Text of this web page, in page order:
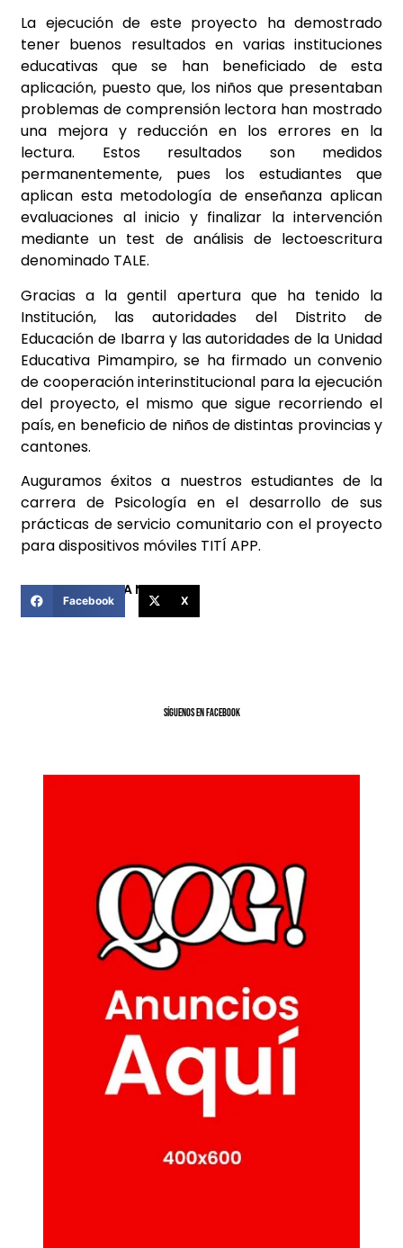
La ejecución de este proyecto ha demostrado
tener buenos resultados en varias instituciones
educativas que se han beneficiado de esta
aplicación, puesto que, los niños que presentaban
problemas de comprensión lectora han mostrado
una mejora y reducción en los errores en la
lectura. Estos resultados son medidos
permanentemente, pues los estudiantes que
aplican esta metodología de enseñanza aplican
evaluaciones al inicio y finalizar la intervención
mediante un test de análisis de lectoescritura
denominado TALE.
Gracias a la gentil apertura que ha tenido la
Institución, las autoridades del Distrito de
Educación de Ibarra y las autoridades de la Unidad
Educativa Pimampiro, se ha firmado un convenio
de cooperación interinstitucional para la ejecución
del proyecto, el mismo que sigue recorriendo el
país, en beneficio de niños de distintas provincias y
cantones.
Auguramos éxitos a nuestros estudiantes de la
carrera de Psicología en el desarrollo de sus
prácticas de servicio comunitario con el proyecto
para dispositivos móviles TITÍ APP.
COMPARTIR ESTA NOTICIA
Facebook X
SíGUENOS EN FACEBOOK